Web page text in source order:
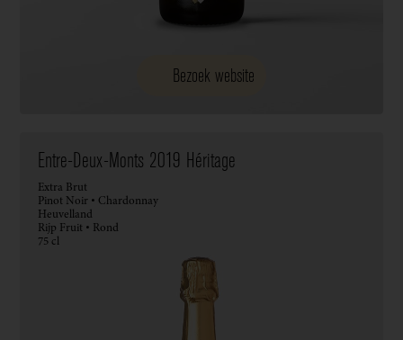
Bezoek website
Entre-Deux-Monts 2019 Héritage
Extra Brut
Pinot Noir • Chardonnay
Heuvelland
Rijp Fruit • Rond
75 cl